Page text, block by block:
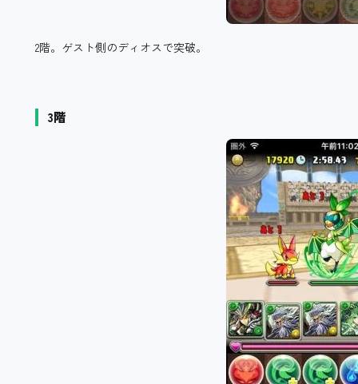
2階。ゲスト側のディオスで突破。
3階